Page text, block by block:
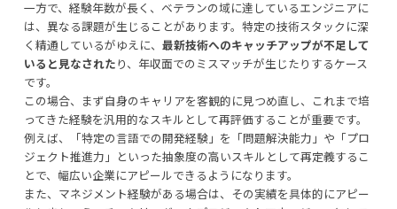
一方で、経験年数が長く、ベテランの域に達しているエンジニアに
は、異なる課題が生じることがあります。特定の技術スタックに深
く精通しているがゆえに、 最新技術へのキャッチアップが不足して
いると見なされたり、年収面でのミスマッチが生じたりするケース
です。
この場合、まず自身のキャリアを客観的に見つめ直し、これまで培
ってきた経験を汎用的なスキルとして再評価することが重要です。
例えば、「特定の言語での開発経験」を「問題解決能力」や「プロ
ジェクト推進力」といった抽象度の高いスキルとして再定義するこ
とで、幅広い企業にアピールできるようになります。
また、マネジメント経験がある場合は、その実績を具体的にアピー